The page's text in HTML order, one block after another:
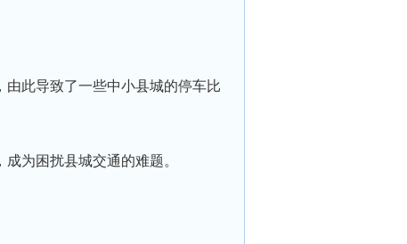
此导致了一些中小县城的停⻋比
为困扰县城交通的难题。